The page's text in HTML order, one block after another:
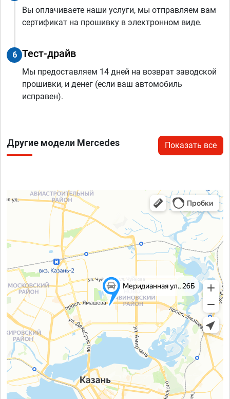
Вы оплачиваете наши услуги, мы отправляем вам
сертификат на прошивку в электронном виде.
6 Тест-драйв
Мы предоставляем 14 дней на возврат заводской
прошивки, и денег (если ваш автомобиль
исправен).
Другие модели Mercedes Показать все